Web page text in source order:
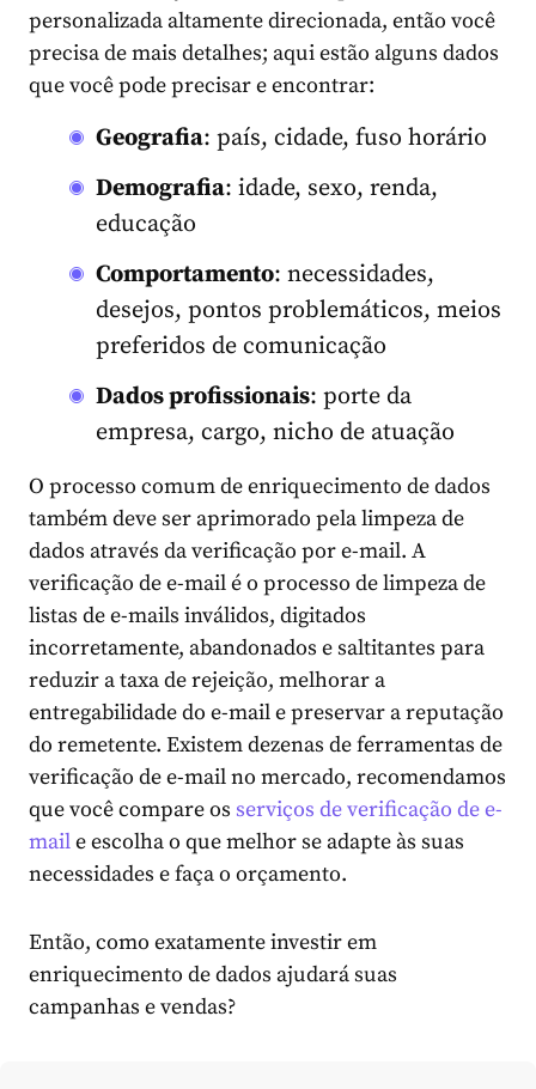
personalizada altamente direcionada, então você
precisa de mais detalhes; aqui estão alguns dados
que você pode precisar e encontrar:
Geografia: país, cidade, fuso horário
Demografia: idade, sexo, renda,
educação
Comportamento: necessidades,
desejos, pontos problemáticos, meios
preferidos de comunicação
Dados profissionais: porte da
empresa, cargo, nicho de atuação
O processo comum de enriquecimento de dados
também deve ser aprimorado pela limpeza de
dados através da verificação por e-mail. A
verificação de e-mail é o processo de limpeza de
listas de e-mails inválidos, digitados
incorretamente, abandonados e saltitantes para
reduzir a taxa de rejeição, melhorar a
entregabilidade do e-mail e preservar a reputação
do remetente. Existem dezenas de ferramentas de
verificação de e-mail no mercado, recomendamos
que vocêcompare os serviços de verificação de e-
maile escolha o que melhor se adapte às suas
necessidades e faça o orçamento.
Então, como exatamente investir em
enriquecimento de dados ajudará suas
campanhas e vendas?